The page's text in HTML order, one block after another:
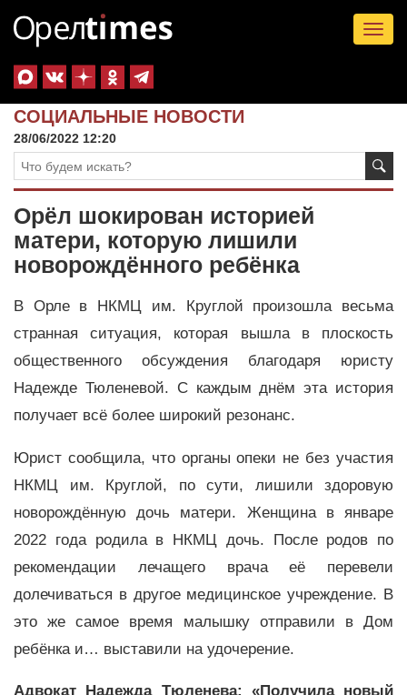
СОЦИАЛЬНЫЕ НОВОСТИ
28/06/2022 12:20
Орёл шокирован историей
матери, которую лишили
новорождённого ребёнка
В Орле в НКМЦ им. Круглой произошла весьма
странная ситуация, которая вышла в плоскость
общественного обсуждения благодаря юристу
Надежде Тюленевой. С каждым днём эта история
получает всё более широкий резонанс.
Юрист сообщила, что органы опеки не без участия
НКМЦ им. Круглой, по сути, лишили здоровую
новорождённую дочь матери. Женщина в январе
2022 года родила в НКМЦ дочь. После родов по
рекомендации лечащего врача её перевели
долечиваться в другое медицинское учреждение. В
это же самое время малышку отправили в Дом
ребёнка и… выставили на удочерение.
Адвокат Надежда Тюленева: «Получила новый